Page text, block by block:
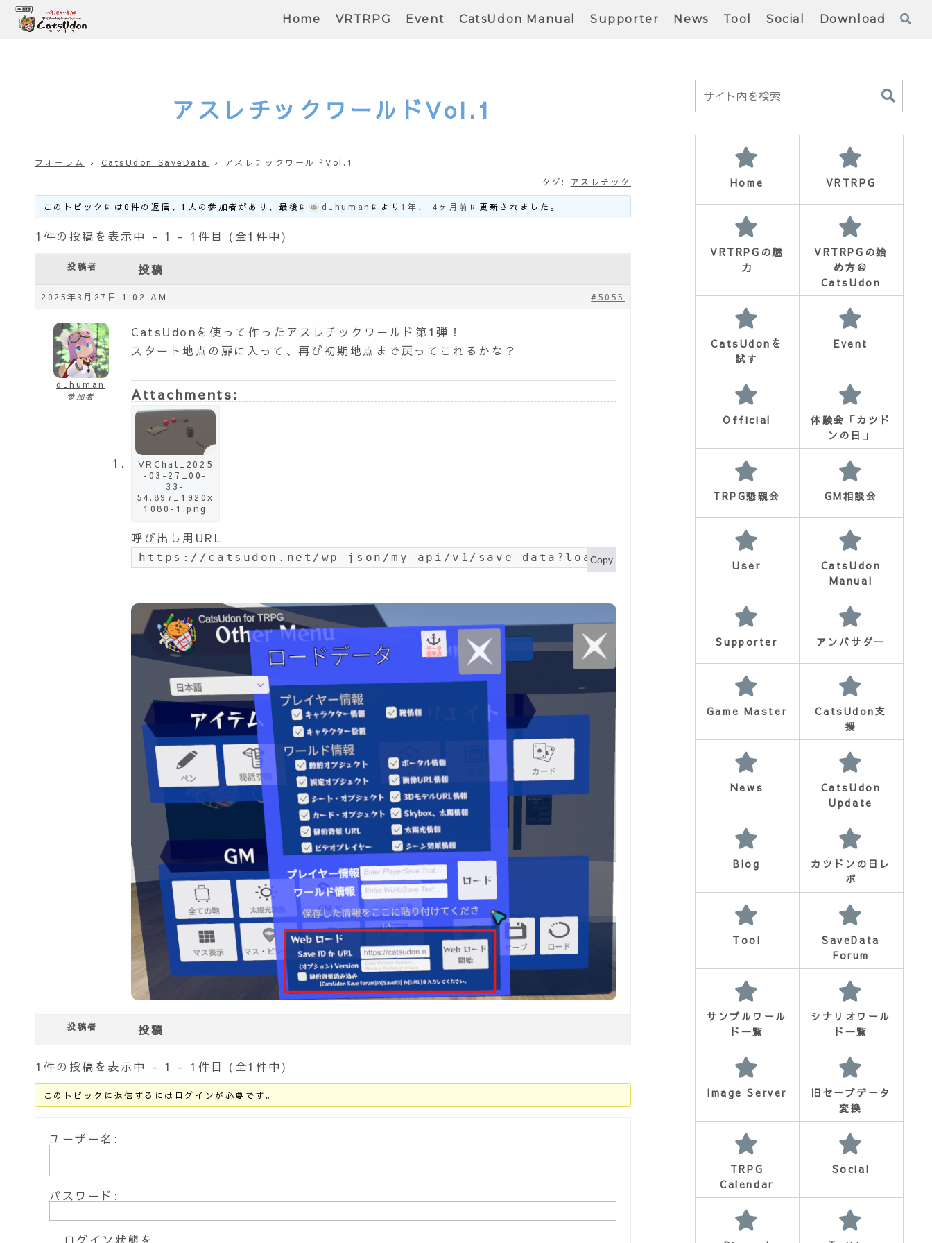
Home VRTRPG Event CatsUdon Manual Supporter News Tool Social Download
アスレチックワールドVol.1
フォーラム › CatsUdon SaveData ›
アスレチックワールドVol.1
タグ: アスレチック
このトピックには0件の返信、1人の参加者があり、最後に d_human により 1年、 4ヶ月前 に更新されました。
1件の投稿を表示中 - 1 - 1件目 (全1件中)
投稿者 投稿
2025年3月27日 1:02 AM #5055
d_human
参加者
CatsUdonを使って作ったアスレチックワールド第1弾！
スタート地点の扉に入って、再び初期地点まで戻ってこれるかな？
Attachments:
VRChat_2025
-03-27_00-
33-
54.897_1920x
1080-1.png
呼び出し用URL
https://catsudon.net/wp-json/my-api/v1/save-data?load_id=5055
Copy
投稿者 投稿
1件の投稿を表示中 - 1 - 1件目 (全1件中)
このトピックに返信するにはログインが必要です。
ユーザー名:
パスワード:
ログイン状態を
Home VRTRPG
VRTRPGの魅
力
VRTRPGの始
め方＠
CatsUdon
CatsUdonを
試す
Event
Official
体験会「カツド
ンの日」
TRPG懇親会 GM相談会
User
CatsUdon
Manual
Supporter アンバサダー
Game Master
CatsUdon支
援
News
CatsUdon
Update
Blog
カツドンの日レ
ポ
Tool
SaveData
Forum
サンプルワール
ド一覧
シナリオワール
ド一覧
Image Server
旧セーブデータ
変換
TRPG
Calendar
Social